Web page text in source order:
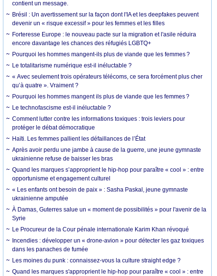
contient un message.
Brésil : Un avertissement sur la façon dont l'IA et les deepfakes peuvent
devenir un « risque excessif » pour les femmes et les filles
Forteresse Europe : le nouveau pacte sur la migration et l'asile réduira
encore davantage les chances des réfugiés LGBTQ+
Pourquoi les hommes mangent-ils plus de viande que les femmes ?
Le totalitarisme numérique est-il inéluctable ?
« Avec seulement trois opérateurs télécoms, ce sera forcément plus cher
qu’à quatre ». Vraiment ?
Pourquoi les hommes mangent ils plus de viande que les femmes ?
Le technofascisme est-il inéluctable ?
Comment lutter contre les informations toxiques : trois leviers pour
protéger le débat démocratique
Haïti. Les femmes pallient les défaillances de l’État
Après avoir perdu une jambe à cause de la guerre, une jeune gymnaste
ukrainienne refuse de baisser les bras
Quand les marques s’approprient le hip-hop pour paraître « cool » : entre
opportunisme et engagement culturel
« Les enfants ont besoin de paix » : Sasha Paskal, jeune gymnaste
ukrainienne amputée
À Damas, Guterres salue un « moment de possibilités » pour l'avenir de la
Syrie
Le Procureur de la Cour pénale internationale Karim Khan révoqué
Incendies : développer un « drone-avion » pour détecter les gaz toxiques
dans les panaches de fumée
Les moines du punk : connaissez-vous la culture straight edge ?
Quand les marques s'approprient le hip-hop pour paraître « cool » : entre